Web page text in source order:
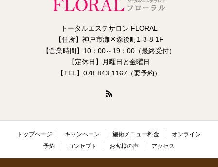
トータルエステサロン FLORAL
【住所】神戸市灘区森後町1-3-8 1F
【営業時間】10：00～19：00（最終受付）
【定休日】月曜日と金曜日
【TEL】078-843-1167（要予約）
トップページ キャンペーン 施術メニュー料金
オンライン
予約
コンセプト お客様の声 アクセス